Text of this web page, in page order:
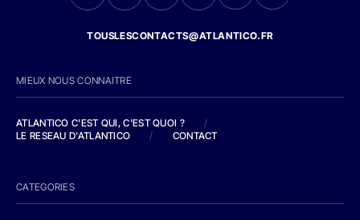
TOUSLESCONTACTS@ATLANTICO.FR
MIEUX NOUS CONNAITRE
ATLANTICO C'EST QUI, C'EST QUOI ?
/
LE RESEAU D'ATLANTICO
/ CONTACT
CATEGORIES